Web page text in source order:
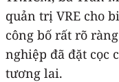
quản trị VRE cho
công bố rất rõ
nghiệp đã đặt cọc
tương lai.